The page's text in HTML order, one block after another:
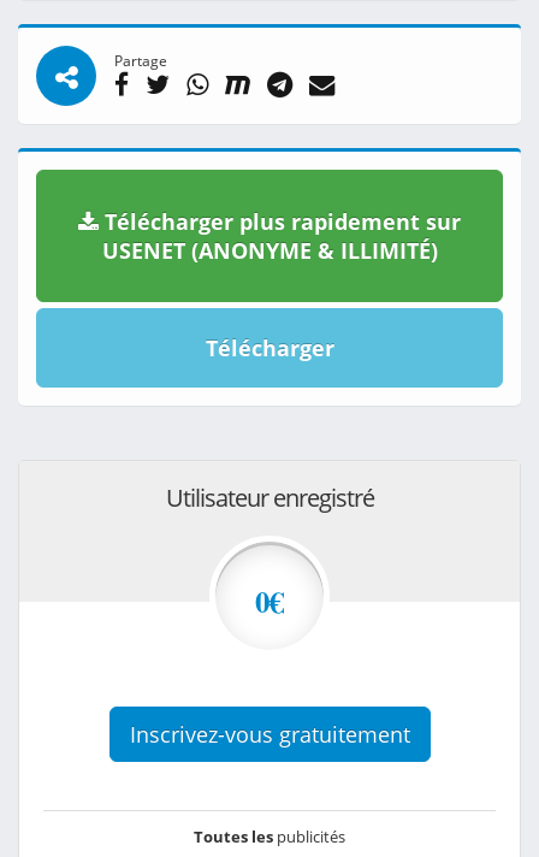
Partage
Télécharger plus rapidement sur
USENET (ANONYME & ILLIMITÉ)
Télécharger
Utilisateur enregistré
0€
Inscrivez-vous gratuitement
Toutes les publicités